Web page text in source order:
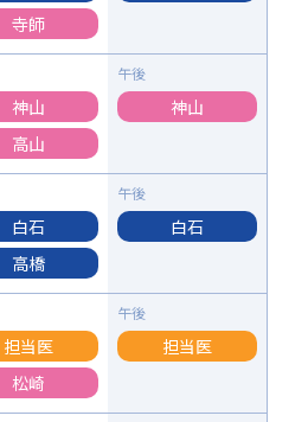
寺師
神山
高山
神山
白石
高橋
白石
担当医
松崎
担当医